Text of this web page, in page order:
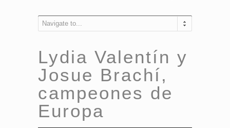
Navigate to...
Lydia Valentín y
Josue Brachí,
campeones de
Europa